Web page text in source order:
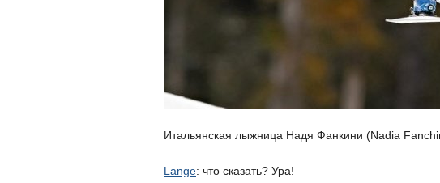
Итальянская лыжница Надя Фанкини (Nadia
Lange: что сказать? Ура!